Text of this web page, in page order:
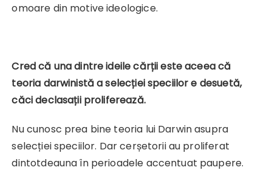
omoare din motive ideologice.
Cred că una dintre ideile cărții este aceea că
teoria darwinistă a selecției speciilor e desuetă,
căci declasații proliferează.
Nu cunosc prea bine teoria lui Darwin asupra
selecției speciilor. Dar cerșetorii au proliferat
dintotdeauna în perioadele accentuat paupere.